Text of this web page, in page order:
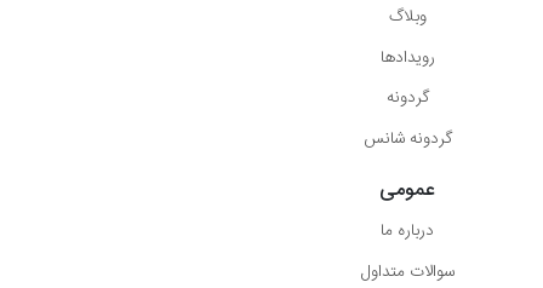
وبلاگ
رویدادها
گردونه
گردونه شانس
عمومی
درباره ما
سوالات متداول